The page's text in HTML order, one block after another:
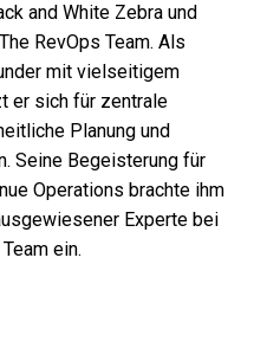
and White Zebra und
RevOps Team. Als
mit vielseitigem
er sich für zentrale
Planung und
Seine Begeisterung für
Operations brachte ihm
Experte bei
ein.